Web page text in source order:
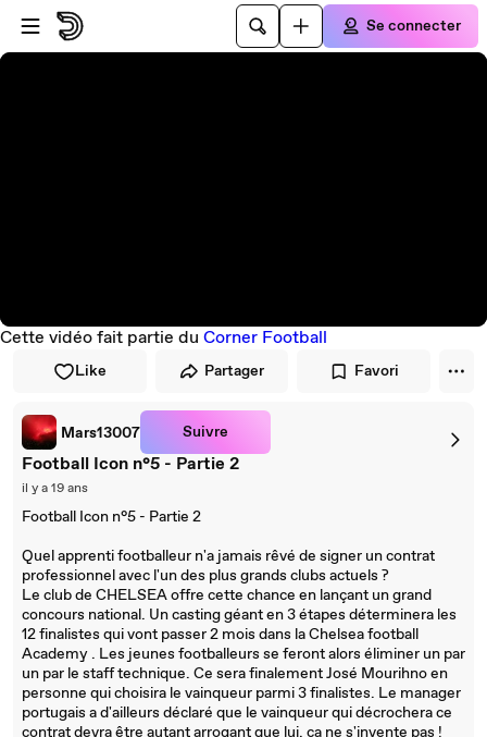
Passer au player
Passer au contenu principal
Se connecter
Cette vidéo fait partie du Corner Football
Like Partager Favori
Mars13007 Suivre
Football Icon n°5 - Partie 2
il y a 19 ans
Football Icon n°5 - Partie 2
Quel apprenti footballeur n'a jamais rêvé de signer un contrat
professionnel avec l'un des plus grands clubs actuels ?
Le club de CHELSEA offre cette chance en lançant un grand
concours national. Un casting géant en 3 étapes déterminera les
12 finalistes qui vont passer 2 mois dans la Chelsea football
Academy . Les jeunes footballeurs se feront alors éliminer un par
un par le staff technique. Ce sera finalement José Mourihno en
personne qui choisira le vainqueur parmi 3 finalistes. Le manager
portugais a d'ailleurs déclaré que le vainqueur qui décrochera ce
contrat devra être autant arrogant que lui, ca ne s'invente pas !